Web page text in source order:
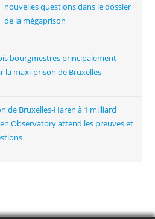
nouvelles questions dans le dossier
de la mégaprison
bourgmestres principalement
la maxi-prison de Bruxelles
de Bruxelles-Haren à 1 milliard
Observatory attend les preuves et